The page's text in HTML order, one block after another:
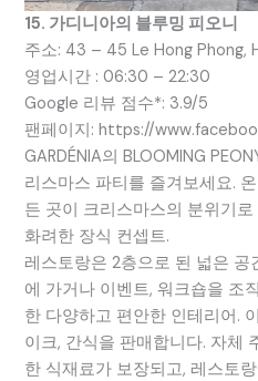
15. 가디니아의 블루밍 피오니
주소: 43 – 45 Le Hong Phong,
영업시간 : 06:30 – 22:30
Google 리뷰 점수*: 3.9/5
팬페이지: https://
GARDÉNIA의 BLOOMING
리스마스 파티를 즐겨보세요.
든 곳이 크리스마스의 분위기
화려한 장식 컨셉트.
레스토랑은 2층으로 된 넓은
에 가거나 이벤트, 워크숍을 조
한 다양하고 편안한 인테리어.
이크, 간식을 판매합니다. 자체
한 식재료가 보장되고, 레스토